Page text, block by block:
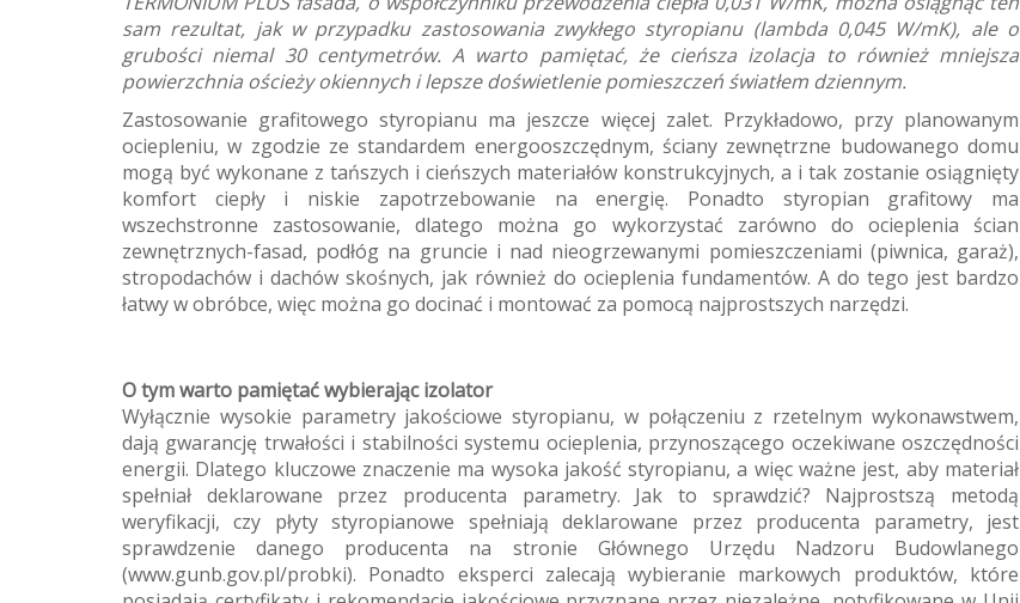
sam rezultat, jak w przypadku zastosowania zwykłego styropianu (lambda 0,045 W/mK), ale o
grubości niemal 30 centymetrów. A warto pamiętać, że cieńsza izolacja to również mniejsza
powierzchnia ościeży okiennych i lepsze doświetlenie pomieszczeń światłem dziennym.
Zastosowanie grafitowego styropianu ma jeszcze więcej zalet. Przykładowo, przy planowanym
ociepleniu, w zgodzie ze standardem energooszczędnym, ściany zewnętrzne budowanego domu
mogą być wykonane z tańszych i cieńszych materiałów konstrukcyjnych, a i tak zostanie osiągnięty
komfort ciepły i niskie zapotrzebowanie na energię. Ponadto styropian grafitowy ma
wszechstronne zastosowanie, dlatego można go wykorzystać zarówno do ocieplenia ścian
zewnętrznych-fasad, podłóg na gruncie i nad nieogrzewanymi pomieszczeniami (piwnica, garaż),
stropodachów i dachów skośnych, jak również do ocieplenia fundamentów. A do tego jest bardzo
łatwy w obróbce, więc można go docinać i montować za pomocą najprostszych narzędzi.
O tym warto pamiętać wybierając izolator
Wyłącznie wysokie parametry jakościowe styropianu, w połączeniu z rzetelnym wykonawstwem,
dają gwarancję trwałości i stabilności systemu ocieplenia, przynoszącego oczekiwane oszczędności
energii. Dlatego kluczowe znaczenie ma wysoka jakość styropianu, a więc ważne jest, aby materiał
spełniał deklarowane przez producenta parametry. Jak to sprawdzić? Najprostszą metodą
weryfikacji, czy płyty styropianowe spełniają deklarowane przez producenta parametry, jest
sprawdzenie danego producenta na stronie Głównego Urzędu Nadzoru Budowlanego
(www.gunb.gov.pl/probki). Ponadto eksperci zalecają wybieranie markowych produktów, które